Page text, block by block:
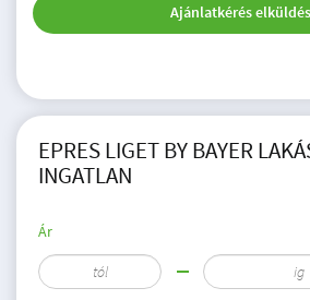
Ajánlatkérés
EPRES LIGET BY BAYER
INGATLAN
Ár